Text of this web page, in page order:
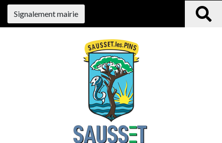
Signalement mairie